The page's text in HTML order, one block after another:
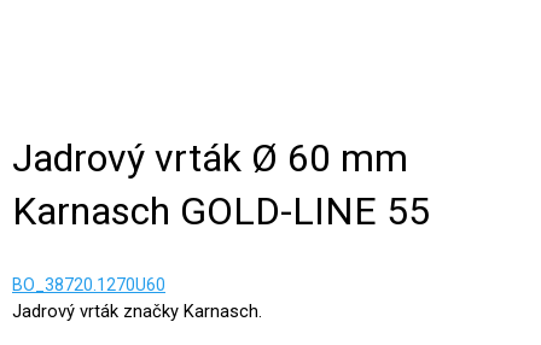
Jadrový vrták Ø 60 mm
Karnasch GOLD-LINE 55
BO_38720.1270U60
Jadrový vrták značky Karnasch.